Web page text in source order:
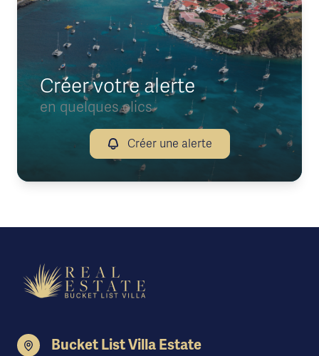
Créer votre alerte
en quelques clics
Créer une alerte
Bucket List Villa Estate